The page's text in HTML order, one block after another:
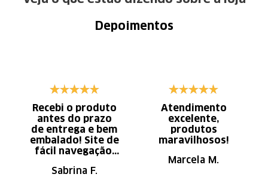
Depoimentos
Recebi o produto
antes do prazo
de entrega e bem
embalado! Site de
fácil navegação.
Sabrina F.
Atendimento
excelente,
produtos
maravilhosos!
Marcela M.